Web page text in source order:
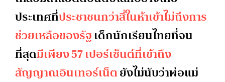
ประเทศที่ประชาชนกว่าสี่ในห้าเข้าไม่ถึงการ
ช่วยเหลือของรัฐเด็กนักเรียนไทยที่จน
ที่สุดมีเพียง 57 เปอร์เซ็นต์ที่เข้าถึง
สัญญาณอินเทอร์เน็ตยังไม่นับว่าพ่อแม่